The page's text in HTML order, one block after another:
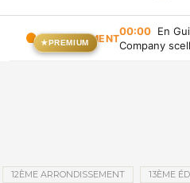
EN CE MOMENT
★PREMIUM
00:00 En
Company
12ÈME ARRONDISSEMENT 13ÈME